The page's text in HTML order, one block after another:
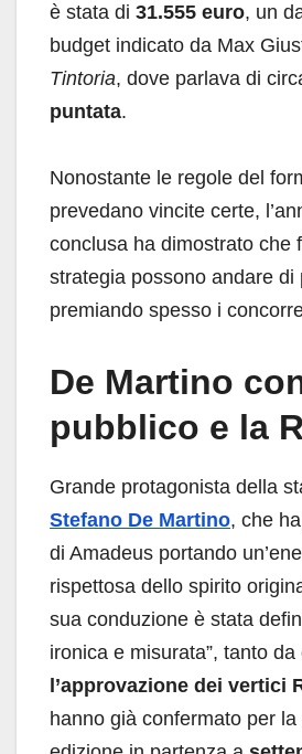
è stata di 31.555 euro, un
budget indicato da Max
Tintoria, dove parlava di
puntata.
Nonostante le regole del
prevedano vincite certe,
conclusa ha dimostrato che
strategia possono andare di
premiando spesso i
De Martino
pubblico e la
Grande protagonista della
Stefano De Martino, che
di Amadeus portando
rispettosa dello spirito
sua conduzione è stata
ironica e misurata”, tanto da
l’approvazione dei vertici
hanno già confermato per